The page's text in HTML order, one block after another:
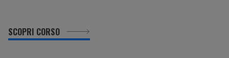
SCOPRI CORSO